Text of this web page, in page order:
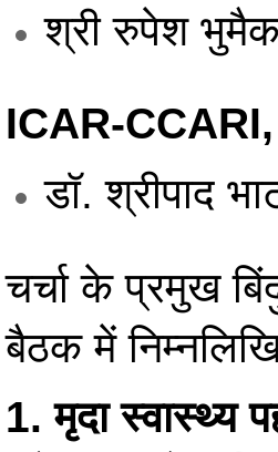
श्री रुपेश
ICAR-CCARI,
डॉ. श्रीपाद
चर्चा के प्रमुख
बैठक में
1. मृदा स्वास्थ्य